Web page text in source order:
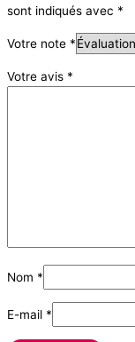
sont indiqués avec *
Votre note *
Votre avis *
Nom *
E-mail *